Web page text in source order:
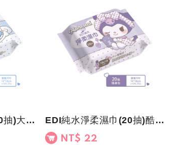
EDI純水淨柔濕巾(20抽)大耳狗 EDI純水淨柔濕巾(20抽)酷洛米
NT$ 22